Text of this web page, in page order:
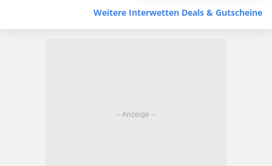
Weitere Interwetten Deals & Gutscheine